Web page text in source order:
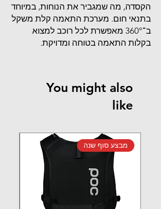
הקסדה, מה שמגביר את הנוחות, במיוחד
בתנאי חום. מערכת התאמה קלת משקל
ב־360° מאפשרת לכל רוכב למצוא
בקלות התאמה בטוחה ומדויקת.
You might also
like
מבצע סוף שנה